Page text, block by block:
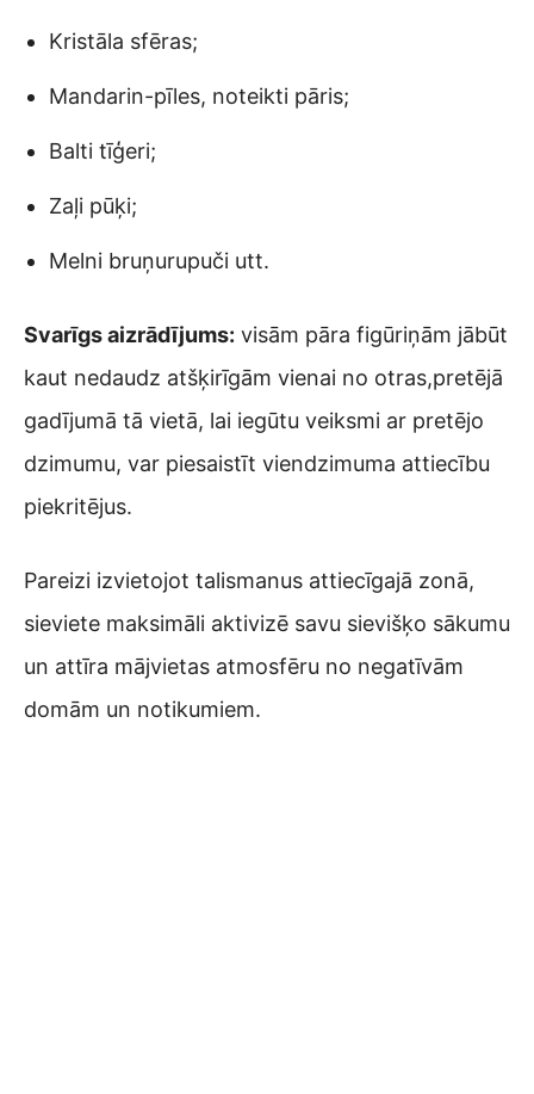
Kristāla sfēras;
Mandarin-pīles, noteikti pāris;
Balti tīģeri;
Zaļi pūķi;
Melni bruņurupuči utt.
Svarīgs aizrādījums: visām pāra figūriņām jābūt
kaut nedaudz atšķirīgām vienai no otras,pretējā
gadījumā tā vietā, lai iegūtu veiksmi ar pretējo
dzimumu, var piesaistīt viendzimuma attiecību
piekritējus.
Pareizi izvietojot talismanus attiecīgajā zonā,
sieviete maksimāli aktivizē savu sievišķo sākumu
un attīra mājvietas atmosfēru no negatīvām
domām un notikumiem.